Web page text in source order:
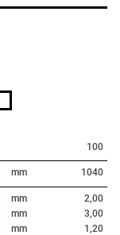
100
mm 1040
mm
mm
mm
2,00
3,00
1,20